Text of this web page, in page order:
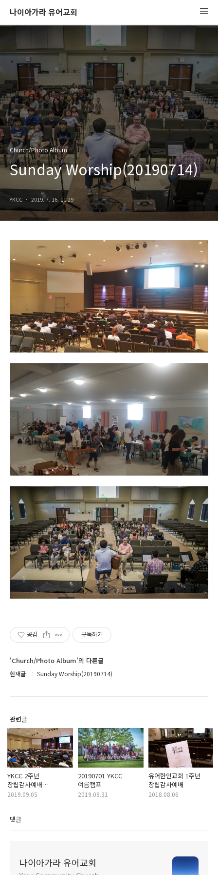
나이아가라 유어교회
Church/Photo Album
Sunday Worship(20190714)
YKCC 2019. 7. 16. 11:29
공감 구독하기
'Church/Photo Album'의 다른글
현재글 Sunday Worship(20190714)
관련글
YKCC 2주년
창립감사예배
(20190901)
2019.09.05
20190701 YKCC
여름캠프
2019.08.31
유어한인교회 1주년
창립감사예배
2018.08.06
댓글
나이아가라 유어교회